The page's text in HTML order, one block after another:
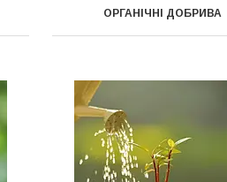
ОРГАНІЧНІ ДОБРИВА